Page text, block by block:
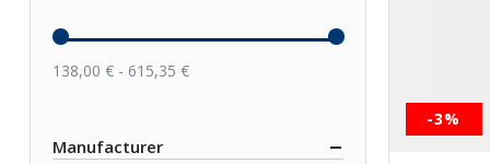
-3%
138,00 € - 615,35 €
Manufacturer